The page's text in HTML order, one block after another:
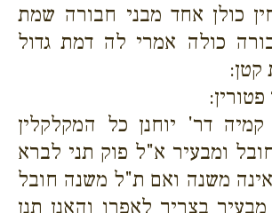
כולן אחד מבני חבורה שמת
כולה אמרי לה דמת גדול
קטן:
דר' יוחנן כל המקלקלין
ומבעיר א"ל פוק תני לברא
משנה ואם ת"ל משנה חובל
בצריך לאפרו והאנן תנן